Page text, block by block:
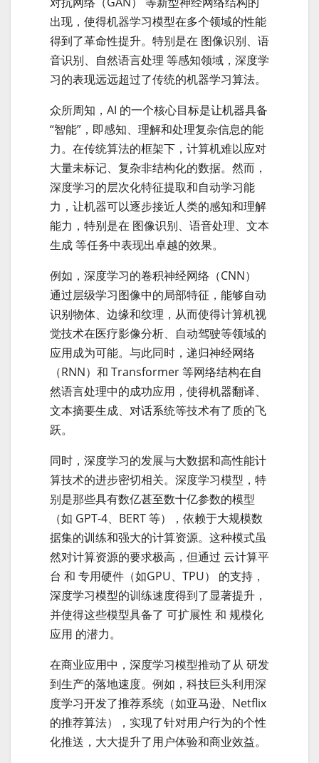
出现，使得机器学习模型在多个领域的性能
得到了革命性提升。特别是在 图像识别、语
音识别、自然语言处理 等感知领域，深度学
习的表现远远超过了传统的机器学习算法。
众所周知，AI 的一个核心目标是让机器具备
“智能”，即感知、理解和处理复杂信息的能
力。在传统算法的框架下，计算机难以应对
大量未标记、复杂非结构化的数据。然而，
深度学习的层次化特征提取和自动学习能
力，让机器可以逐步接近人类的感知和理解
能力，特别是在 图像识别、语音处理、文本
生成 等任务中表现出卓越的效果。
例如，深度学习的卷积神经网络（CNN）
通过层级学习图像中的局部特征，能够自动
识别物体、边缘和纹理，从而使得计算机视
觉技术在医疗影像分析、自动驾驶等领域的
应用成为可能。与此同时，递归神经网络
（RNN）和 Transformer 等网络结构在自
然语言处理中的成功应用，使得机器翻译、
文本摘要生成、对话系统等技术有了质的飞
跃。
同时，深度学习的发展与大数据和高性能计
算技术的进步密切相关。深度学习模型，特
别是那些具有数亿甚至数十亿参数的模型
（如 GPT-4、BERT 等），依赖于大规模数
据集的训练和强大的计算资源。这种模式虽
然对计算资源的要求极高，但通过 云计算平
台 和 专用硬件（如GPU、TPU） 的支持，
深度学习模型的训练速度得到了显著提升，
并使得这些模型具备了 可扩展性 和 规模化
应用 的潜力。
在商业应用中，深度学习模型推动了从 研发
到生产的落地速度。例如，科技巨头利用深
度学习开发了推荐系统（如亚马逊、Netflix
的推荐算法），实现了针对用户行为的个性
化推送，大大提升了用户体验和商业效益。